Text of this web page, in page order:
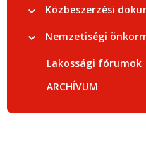
Közbeszerzési
Nemzetiségi
Lakossági fórumok
ARCHÍVUM